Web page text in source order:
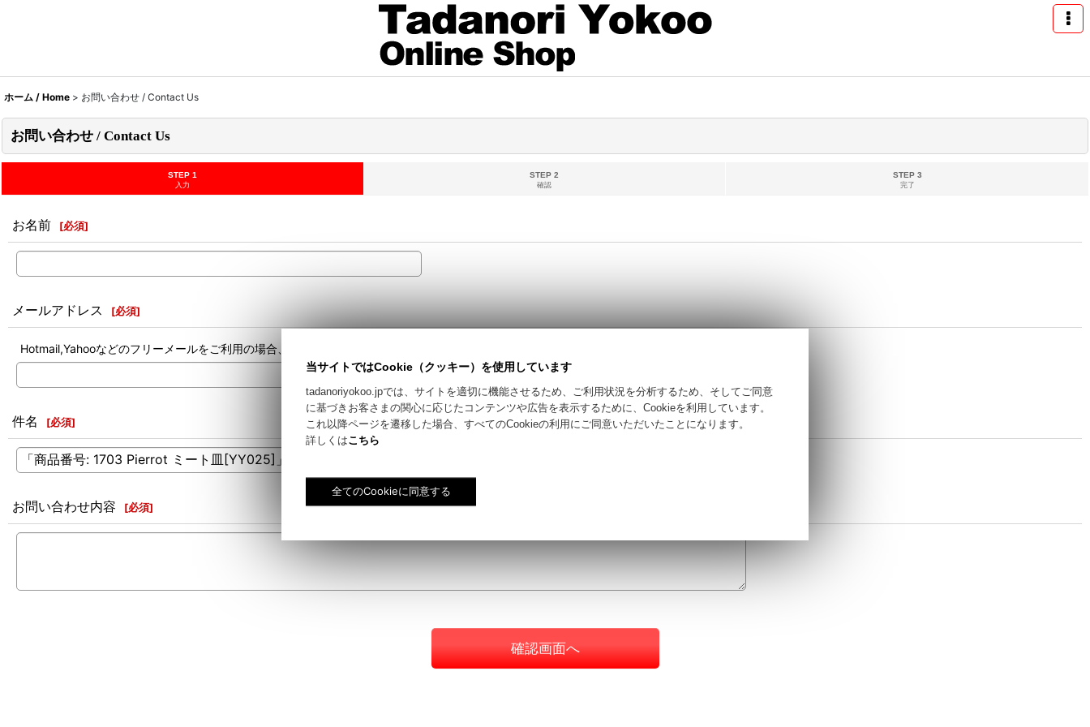
ホーム / Home > お問い合わせ / Contact Us
お問い合わせ / Contact Us
STEP 1
入力
STEP 2
確認
STEP 3
完了
お名前 [必須]
メールアドレス [必須]
Hotmail,Yahooなどのフリーメールをご利用の場合、迷惑メールとして処理される可能性がございます。フリーメール以外のご登録をお勧めします。
件名 [必須]
お問い合わせ内容 [必須]
確認画面へ
当サイトではCookie（クッキー）を使用しています
tadanoriyokoo.jpでは、サイトを適切に機能させるため、ご利用状況を分析するため、そしてご同意
に基づきお客さまの関心に応じたコンテンツや広告を表示するために、Cookieを利用しています。
これ以降ページを遷移した場合、すべてのCookieの利用にご同意いただいたことになります。
詳しくはこちら